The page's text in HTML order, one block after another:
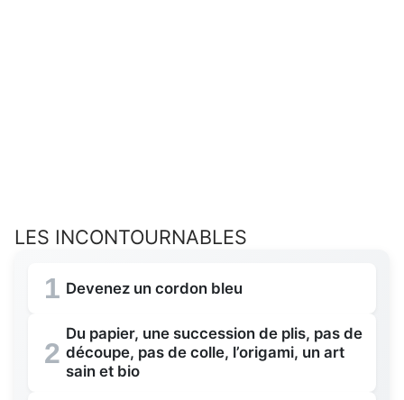
LES INCONTOURNABLES
1 Devenez un cordon bleu
2
Du papier, une succession de plis, pas de
découpe, pas de colle, l’origami, un art
sain et bio